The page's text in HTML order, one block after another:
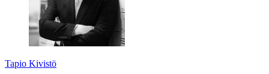
Tapio Kivistö